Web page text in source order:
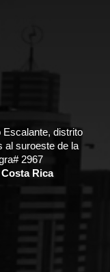
Escalante, distrito
al suroeste de la
2967
Rica